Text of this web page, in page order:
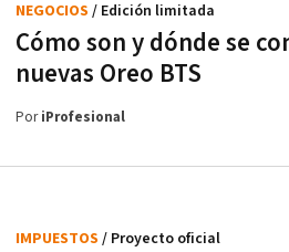
Cómo son y dónde se
nuevas Oreo BTS
NEGOCIOS / Edición limitada
PoriProfesional
IMPUESTOS / Proyecto oficial